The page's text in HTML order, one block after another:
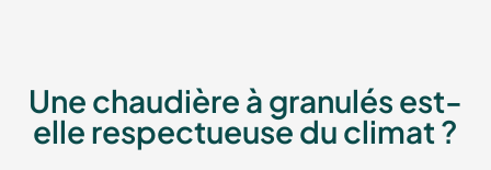
Une chaudière à granulés est-
elle respectueuse du climat ?